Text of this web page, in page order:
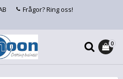
Frågor? Ring oss!
0